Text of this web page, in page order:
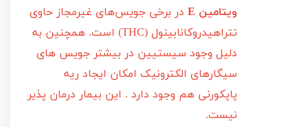
ویتامین E در برخی جویس‌های غیرمجاز حاوی
تتراهیدروکانابینول (THC) است. همچنین به
دلیل وجود سیستيین در بیشتر جویس های
سیگارهای الکترونیک امکان ایجاد ریه
پاپکورنی هم وجود دارد . این بیمار درمان پذیر
نیست.